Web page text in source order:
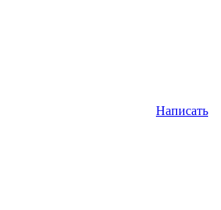
Написать